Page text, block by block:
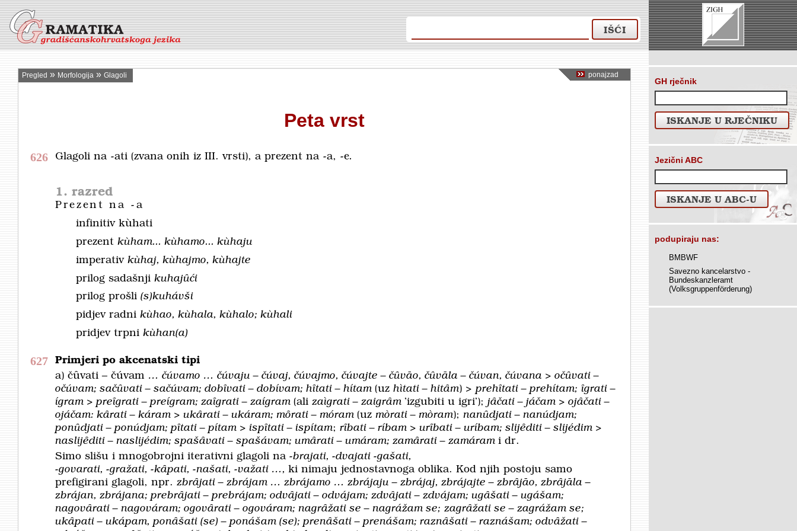
IŠĆI
Pregled » Morfologija » Glagoli ponajzad
Peta vrst
626 Glagoli na -ati (zvana onih iz III. vrsti), a prezent na -a, -e.
1. razred
Prezent na -a
infinitivkùhati
prezentkùham... kùhamo... kùhaju
imperativkùhaj, kùhajmo, kùhajte
prilog sadašnjikuhajȗći
prilog prošli (s)kuhávši
pidjev radnikùhao, kùhala, kùhalo; kùhali
pridjev trpnikùhan(a)
627
Primjeri po akcenatski tipi
a) čȗvati – čúvam … čúvamo … čúvaju – čúvaj, čúvajmo, čúvajte – čȗvāo, čȗvāla – čúvan, čúvana > očȗvati –
očúvam; sačȗvati – sačúvam; dobȋvati – dobívam; hȋtati – hítam (uz hìtati – hitȃm) > prehȋtati – prehítam; ȋgrati –
ígram > preȋgrati – preígram; zaȋgrati – zaígram (ali zaìgrati – zaigrȃm ’izgubiti u igri’); jȃčati – jáčam > ojȃčati –
ojáčam: kȃrati – káram > ukȃrati – ukáram; mȏrati – móram (uz mòrati – mòram); nanȗdjati – nanúdjam;
ponȗdjati – ponúdjam; pȋtati – pítam > ispȋtati – ispítam; rȋbati – ríbam > urȋbati – uríbam; slijȇditi – slijédim >
naslijȇditi – naslijédim; spašȃvati – spašávam; umȃrati – umáram; zamȃrati – zamáram i dr.
Simo slišu i mnogobrojni iterativni glagoli na -brajati, -dvajati -gašati,
-govarati, -gražati, -kȃpati, -našati, -važati …, ki nimaju jednostavnoga oblika. Kod njih postoju samo
prefigirani glagoli, npr. zbrȃjati – zbrájam … zbrájamo … zbrájaju – zbrájaj, zbrájajte – zbrȃjāo, zbrȃjāla –
zbrájan, zbrájana; prebrȃjati – prebrájam; odvȃjati – odvájam; zdvȃjati – zdvájam; ugȃšati – ugášam;
nagovȃrati – nagováram; ogovȃrati – ogováram; nagrȃžati se – nagrážam se; zagrȃžati se – zagrážam se;
ukȃpati – ukápam, ponȃšati (se) – ponášam (se); prenȃšati – prenášam; raznȃšati – raznášam; odvȃžati –
GH rječnik
ISKANJE U RJEČNIKU
Jezični ABC
ISKANJE U ABC-U
podupiraju nas:
BMBWF
Savezno kancelarstvo -
Bundeskanzleramt
(Volksgruppenförderung)